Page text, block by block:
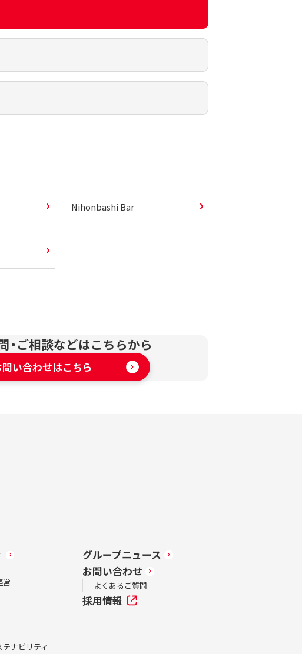
Nihonbashi Bar
・ご相談などはこちらから
問い合わせはこちら
営
ナビリティ
グループニュース
お問い合わせ
よくあるご質問
採用情報